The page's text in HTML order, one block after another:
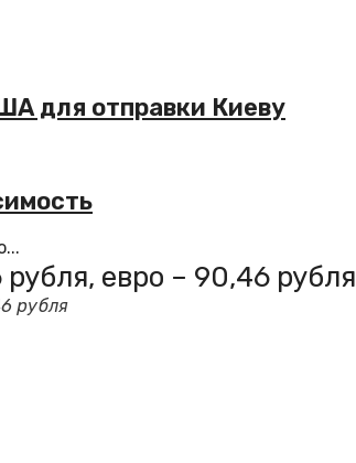
для отправки Киеву
евро – 90,46 рубля
рубля